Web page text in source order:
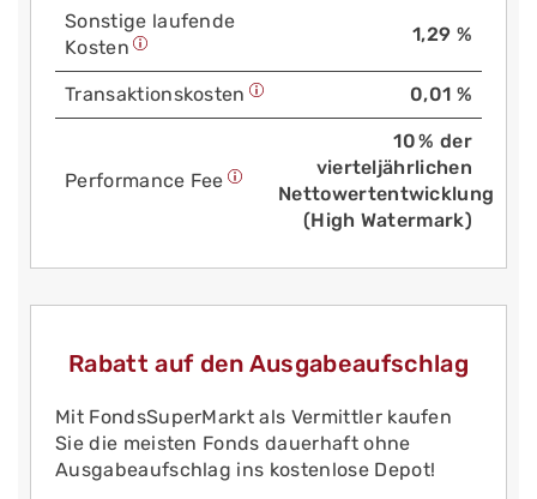
Sonstige laufende
Kosten
1,29 %
Trans­aktions­kosten 0,01 %
Performance Fee
10 % der
vierteljährlichen
Nettowertentwicklung
(High Watermark)
Rabatt auf den Ausgabeaufschlag
Mit FondsSuperMarkt als Vermittler kaufen
Sie die meisten Fonds dauerhaft ohne
Ausgabeaufschlag ins kostenlose Depot!